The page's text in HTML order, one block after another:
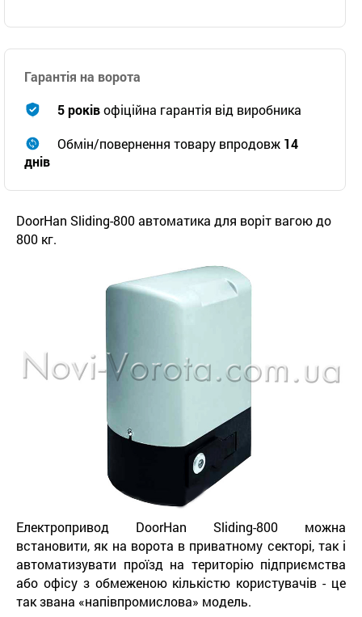
Гарантія на ворота
5 роківофіційна гарантія від виробника
Обмін/повернення товару впродовж 14
днів
DoorHan Sliding-800 автоматика для воріт вагою до
800 кг.
Електропривод DoorHan Sliding-800 можна
встановити, як на ворота в приватному секторі, так і
автоматизувати проїзд на територію підприємства
або офісу з обмеженою кількістю користувачів - це
так звана «напівпромислова» модель.